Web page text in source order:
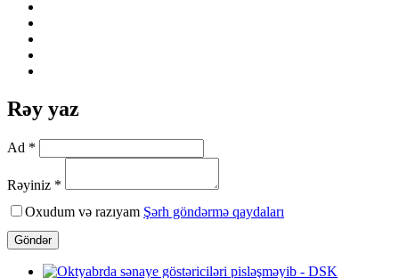
Rəy yaz
Ad *
Rəyiniz *
Oxudum və razıyam Şərh göndərmə qaydaları
Göndər